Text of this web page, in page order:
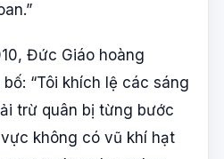
Đức Giáo hoàng
“Tôi khích lệ các sáng
trừ quân bị từng bước
không có vũ khí hạt